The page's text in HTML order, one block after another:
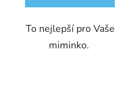
To nejlepší pro Vaše
miminko.